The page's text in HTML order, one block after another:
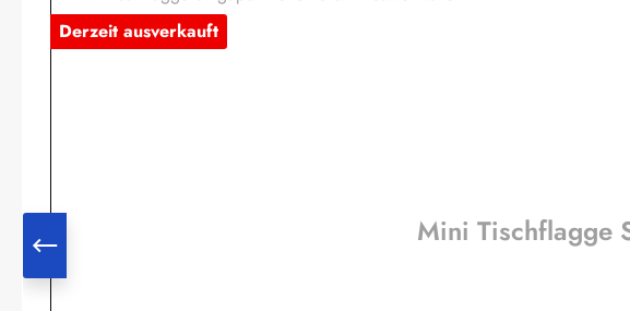
Derzeit ausverkauft
Mini Tischflagge